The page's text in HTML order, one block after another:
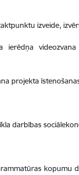
izveide,
projekta
darbības
kopumu